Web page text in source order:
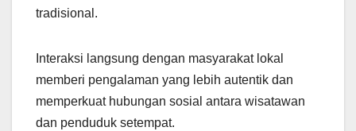
tradisional.
Interaksi langsung dengan masyarakat lokal
memberi pengalaman yang lebih autentik dan
memperkuat hubungan sosial antara wisatawan
dan penduduk setempat.